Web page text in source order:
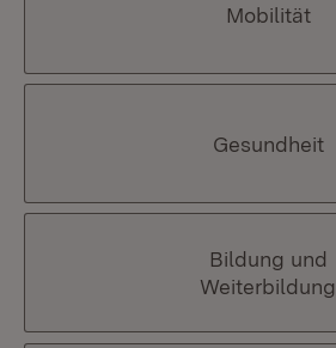
Mobilität
Gesundheit
Bildung und
Weiterbildung